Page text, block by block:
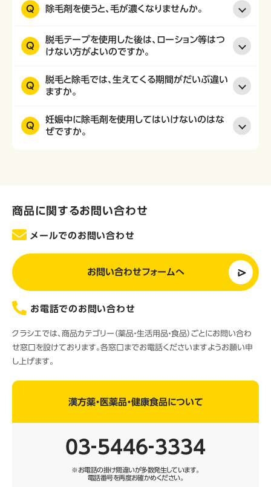
Q 除毛剤を使うと、毛が濃くなりませんか。
Q
脱毛テープを使用した後は、ローション等はつ
けない方がよいのですか。
Q
脱毛と除毛では、生えてくる期間がだいぶ違い
ますか。
Q
妊娠中に除毛剤を使用してはいけないのはな
ぜですか。
商品に関するお問い合わせ
メールでのお問い合わせ
お問い合わせフォームへ
お電話でのお問い合わせ
クラシエでは、商品カテゴリー（薬品・生活用品・食品）ごとにお問い合わ
せ窓口を設けております。各窓口までお電話くださいますようお願い申
し上げます。
漢方薬・医薬品・健康食品について
03‐5446‐3334
※お電話の掛け間違いが多数発生しています。
電話番号を再度お確かめください。